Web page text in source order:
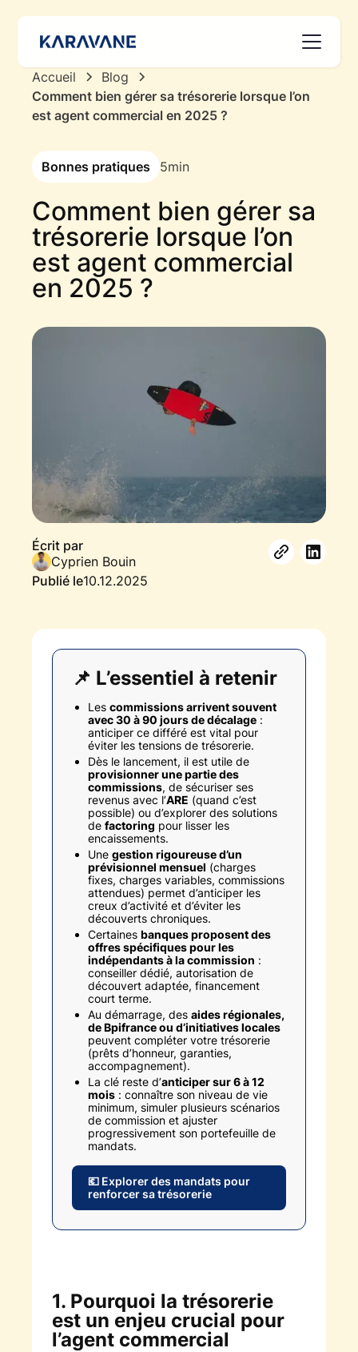
Accueil
Blog
Comment bien gérer sa trésorerie lorsque l’on
est agent commercial en 2025 ?
Bonnes pratiques 5min
Comment bien gérer sa
trésorerie lorsque l’on
est agent commercial
en 2025 ?
Écrit par
Cyprien Bouin
Publié le10.12.2025
📌 L’essentiel à retenir
Les commissions arrivent souvent
avec 30 à 90 jours de décalage:
anticiper ce différé est vital pour
éviter les tensions de trésorerie.
Dès le lancement, il est utile de
provisionner une partie des
commissions, de sécuriser ses
revenus avec l’ARE (quand c’est
possible) ou d’explorer des solutions
de factoring pour lisser les
encaissements.
Une gestion rigoureuse d’un
prévisionnel mensuel (charges
fixes, charges variables, commissions
attendues) permet d’anticiper les
creux d’activité et d’éviter les
découverts chroniques.
Certaines banques proposent des
offres spécifiques pour les
indépendants à la commission :
conseiller dédié, autorisation de
découvert adaptée, financement
court terme.
Au démarrage, des aides régionales,
de Bpifrance ou d’initiatives locales
peuvent compléter votre trésorerie
(prêts d’honneur, garanties,
accompagnement).
La clé reste d’anticiper sur 6 à 12
mois: connaître son niveau de vie
minimum, simuler plusieurs scénarios
de commission et ajuster
progressivement son portefeuille de
mandats.
💶 Explorer des mandats pour
renforcer sa trésorerie
1. Pourquoi la trésorerie
est un enjeu crucial pour
l’agent commercial